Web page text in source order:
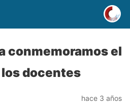
conmemoramos el
docentes
hace 3 años